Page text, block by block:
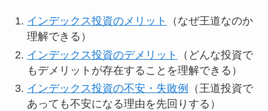
インデックス投資のメリット
（なぜ王道なのか
理解できる）
インデックス投資のデメリット
（どんな投資で
もデメリットが存在することを理解できる）
インデックス投資の不安・失敗例
（王道投資で
あっても不安になる理由を先回りする）